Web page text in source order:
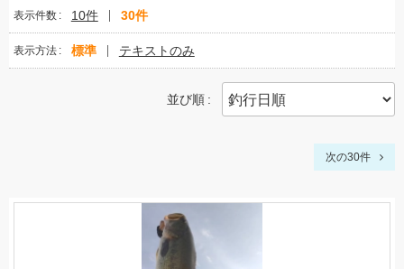
表示件数 10件 30件
表示方法 標準 テキストのみ
並び順
次の30件